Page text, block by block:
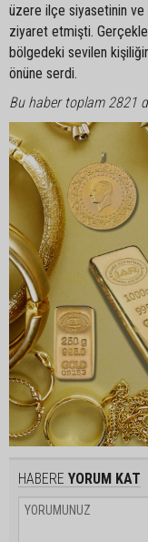
üzere ilçe siyasetinin ve
ziyaret etmişti.
bölgedeki sevilen
önüne serdi.
Bu haber toplam 2821
HABERE YORUM KAT